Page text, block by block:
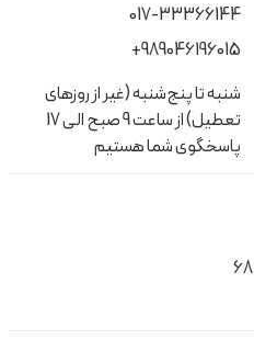
017-33366144
+989046196015
شنبه تا پنج‌شنبه (غیر از روزهای
تعطیل) از ساعت 9 صبح الی 17
پاسخگوی شما هستیم